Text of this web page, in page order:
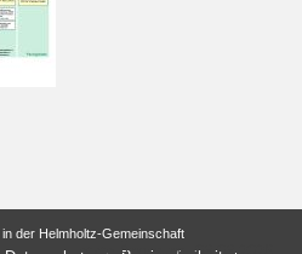
der Helmholtz-Gemeinschaft